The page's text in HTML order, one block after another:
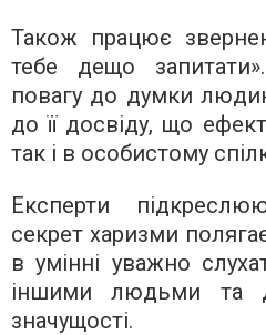
Також працює
тебе дещо
повагу до думки
до її досвіду, що
так і в особистому
Експерти
секрет харизми
в умінні уважно
іншими людьми та
значущості.